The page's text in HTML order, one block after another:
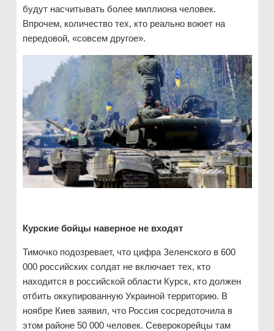
будут насчитывать более миллиона человек.
Впрочем, количество тех, кто реально воюет на
передовой, «совсем другое».
Курские бойцы наверное не входят
Тимочко подозревает, что цифра Зеленского в 600
000 российских солдат не включает тех, кто
находится в российской области Курск, кто должен
отбить оккупированную Украиной территорию. В
ноябре Киев заявил, что Россия сосредоточила в
этом районе 50 000 человек. Северокорейцы там